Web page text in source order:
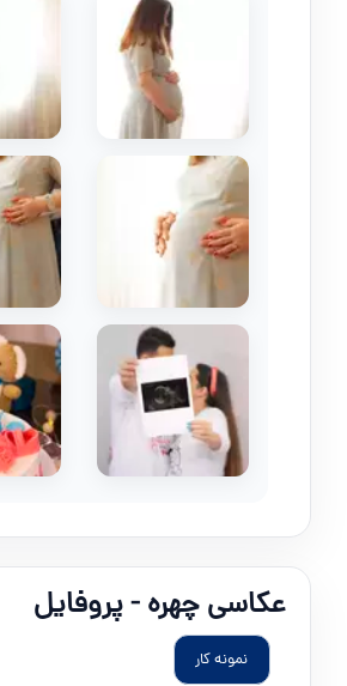
عکاسی چهره - پروفایل
نمونه کار